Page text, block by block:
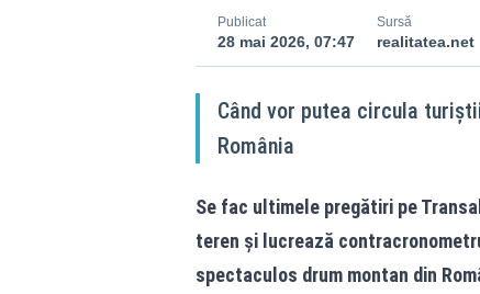
Publicat
28 mai 2026, 07:47
Sursă
realitatea.net
Când vor putea circula
România
Se fac ultimele pregătiri pe
teren și lucrează
spectaculos drum montan din